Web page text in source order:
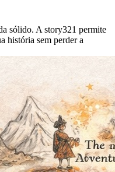
sólido. A story321 permite
história sem perder a